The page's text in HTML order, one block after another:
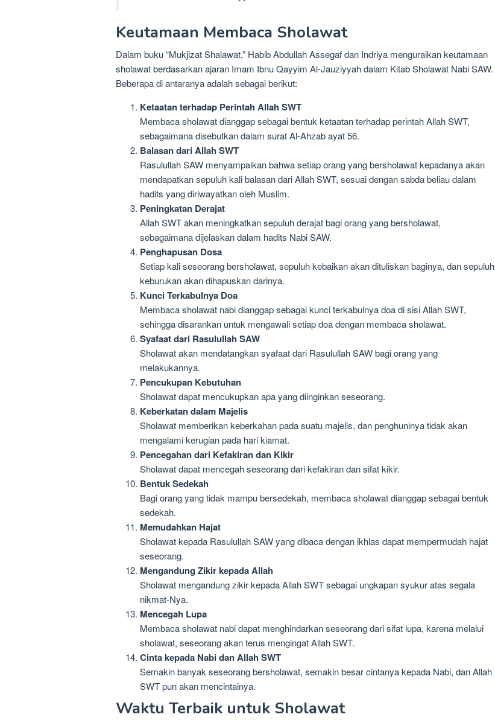
Keutamaan Membaca Sholawat
Dalam buku “Mukjizat Shalawat,” Habib Abdullah Assegaf dan Indriya menguraikan keutamaan
sholawat berdasarkan ajaran Imam Ibnu Qayyim Al-Jauziyyah dalam Kitab Sholawat Nabi SAW.
Beberapa di antaranya adalah sebagai berikut:
Ketaatan terhadap Perintah Allah SWT
Membaca sholawat dianggap sebagai bentuk ketaatan terhadap perintah Allah SWT,
sebagaimana disebutkan dalam surat Al-Ahzab ayat 56.
Balasan dari Allah SWT
Rasulullah SAW menyampaikan bahwa setiap orang yang bersholawat kepadanya akan
mendapatkan sepuluh kali balasan dari Allah SWT, sesuai dengan sabda beliau dalam
hadits yang diriwayatkan oleh Muslim.
Peningkatan Derajat
Allah SWT akan meningkatkan sepuluh derajat bagi orang yang bersholawat,
sebagaimana dijelaskan dalam hadits Nabi SAW.
Penghapusan Dosa
Setiap kali seseorang bersholawat, sepuluh kebaikan akan dituliskan baginya, dan sepuluh
keburukan akan dihapuskan darinya.
Kunci Terkabulnya Doa
Membaca sholawat nabi dianggap sebagai kunci terkabulnya doa di sisi Allah SWT,
sehingga disarankan untuk mengawali setiap doa dengan membaca sholawat.
Syafaat dari Rasulullah SAW
Sholawat akan mendatangkan syafaat dari Rasulullah SAW bagi orang yang
melakukannya.
Pencukupan Kebutuhan
Sholawat dapat mencukupkan apa yang diinginkan seseorang.
Keberkatan dalam Majelis
Sholawat memberikan keberkahan pada suatu majelis, dan penghuninya tidak akan
mengalami kerugian pada hari kiamat.
Pencegahan dari Kefakiran dan Kikir
Sholawat dapat mencegah seseorang dari kefakiran dan sifat kikir.
Bentuk Sedekah
Bagi orang yang tidak mampu bersedekah, membaca sholawat dianggap sebagai bentuk
sedekah.
Memudahkan Hajat
Sholawat kepada Rasulullah SAW yang dibaca dengan ikhlas dapat mempermudah hajat
seseorang.
Mengandung Zikir kepada Allah
Sholawat mengandung zikir kepada Allah SWT sebagai ungkapan syukur atas segala
nikmat-Nya.
Mencegah Lupa
Membaca sholawat nabi dapat menghindarkan seseorang dari sifat lupa, karena melalui
sholawat, seseorang akan terus mengingat Allah SWT.
Cinta kepada Nabi dan Allah SWT
Semakin banyak seseorang bersholawat, semakin besar cintanya kepada Nabi, dan Allah
SWT pun akan mencintainya.
Waktu Terbaik untuk Sholawat